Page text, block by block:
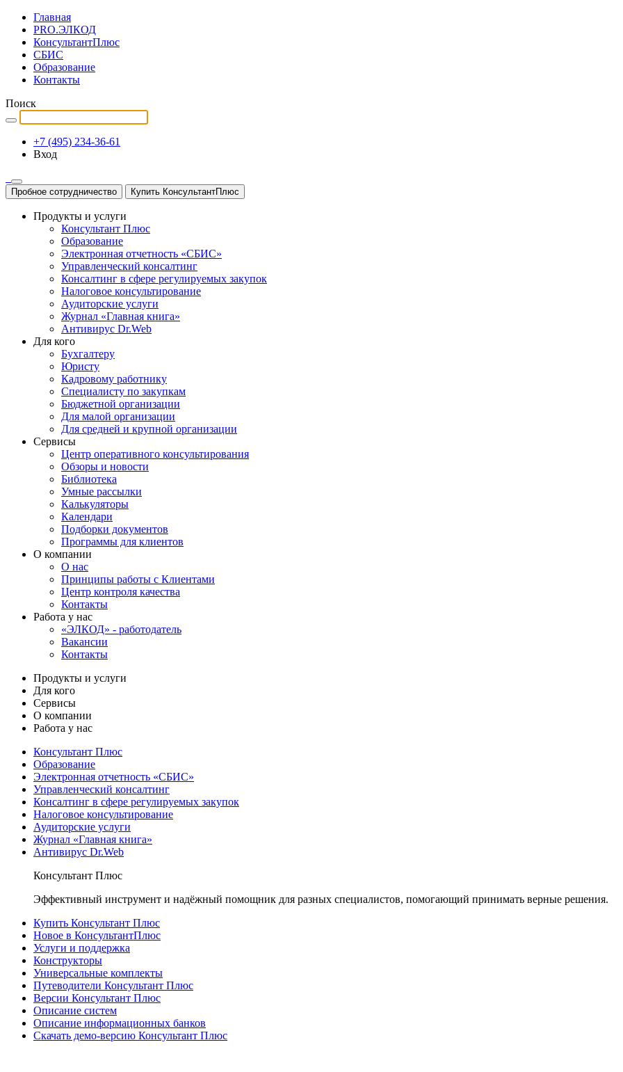
Главная
PRO.ЭЛКОД
КонсультантПлюс
СБИС
Образование
Контакты
Поиск
+7 (495) 234-36-61
Вход
Пробное сотрудничество Купить КонсультантПлюс
Продукты и услуги
Консультант Плюс
Образование
Электронная отчетность «СБИС»
Управленческий консалтинг
Консалтинг в сфере регулируемых закупок
Налоговое консультирование
Аудиторские услуги
Журнал «Главная книга»
Антивирус Dr.Web
Для кого
Бухгалтеру
Юристу
Кадровому работнику
Специалисту по закупкам
Бюджетной организации
Для малой организации
Для средней и крупной организации
Сервисы
Центр оперативного консультирования
Обзоры и новости
Библиотека
Умные рассылки
Калькуляторы
Календари
Подборки документов
Программы для клиентов
О компании
О нас
Принципы работы с Клиентами
Центр контроля качества
Контакты
Работа у нас
«ЭЛКОД» - работодатель
Вакансии
Контакты
Продукты и услуги
Для кого
Сервисы
О компании
Работа у нас
Консультант Плюс
Образование
Электронная отчетность «СБИС»
Управленческий консалтинг
Консалтинг в сфере регулируемых закупок
Налоговое консультирование
Аудиторские услуги
Журнал «Главная книга»
Антивирус Dr.Web
Консультант Плюс
Эффективный инструмент и надёжный помощник для разных специалистов, помогающий принимать верные решения.
Купить Консультант Плюс
Новое в КонсультантПлюс
Услуги и поддержка
Конструкторы
Универсальные комплекты
Путеводители Консультант Плюс
Версии Консультант Плюс
Описание систем
Описание информационных банков
Скачать демо-версию Консультант Плюс